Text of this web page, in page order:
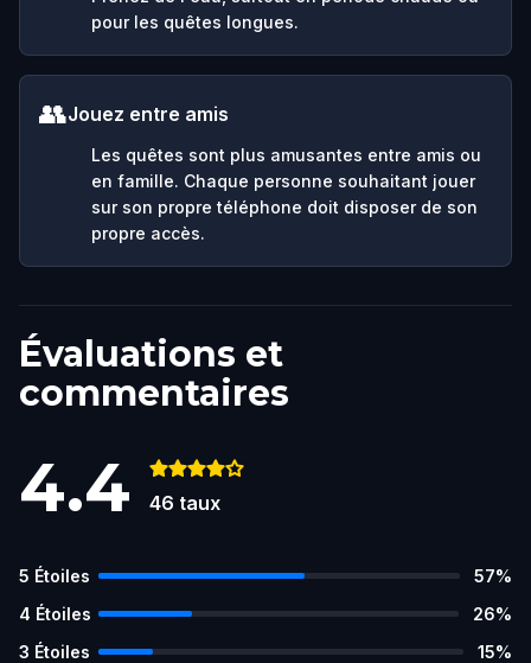
pour les quêtes longues.
👥Jouez entre amis
Les quêtes sont plus amusantes entre amis ou
en famille. Chaque personne souhaitant jouer
sur son propre téléphone doit disposer de son
propre accès.
Évaluations et
commentaires
4.4 46 taux
5 Étoiles 57%
4 Étoiles 26%
3 Étoiles 15%